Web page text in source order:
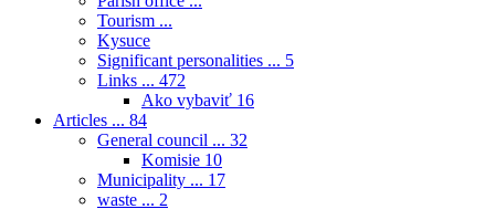
Tourism ...
Kysuce
Significant personalities ... 5
Links ... 472
Ako vybaviť 16
Articles ... 84
General council ... 32
Komisie 10
Municipality ... 17
waste ... 2